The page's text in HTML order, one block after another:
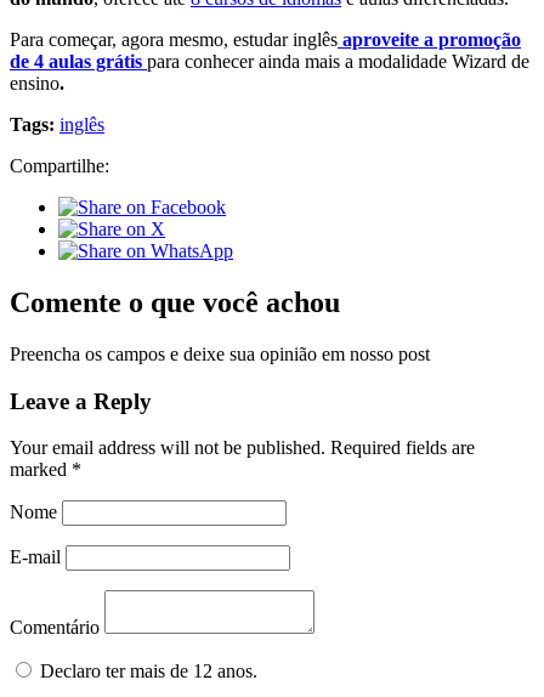
Para começar, agora mesmo, estudar inglês aproveite a promoção
de 4 aulas grátis para conhecer ainda mais a modalidade Wizard de
ensino.
Tags: inglês
Compartilhe:
Comente o que você achou
Preencha os campos e deixe sua opinião em nosso post
Leave a Reply
Your email address will not be published. Required fields are
marked *
Nome
E-mail
Comentário
Declaro ter mais de 12 anos.